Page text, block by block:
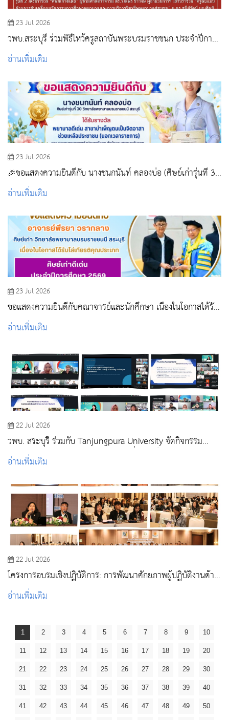
23 Jul 2026
วพบ.สระบุรี ร่วมพิธีไหว้ครูสถาบันพระบรมราชชนก ประจำปีการ
ศึกษา 2569 และรับโล่ประกาศเกียรติคุณ
อ่านเพิ่มเติม
23 Jul 2026
🎉ขอแสดงความยินดีกับ นางชนกนันท์ คลองบ่อ (ศิษย์เก่ารุ่นที่ 30
วิทยาลัยพยาบาลบรมราชชนนี สระบุรี)
อ่านเพิ่มเติม
23 Jul 2026
ขอแสดงความยินดีกับคณาจารย์และนักศึกษา เนื่องในโอกาสได้รับ
รางวัลในพิธีไหว้ครู สถาบันพระบรมราชชนก ประจำปีการศึกษา
2569
อ่านเพิ่มเติม
22 Jul 2026
วพบ. สระบุรี ร่วมกับ Tanjungpura University จัดกิจกรรม
Global Classroom (Online) แลกเปลี่ยนองค์ความรู้ด้านการ
พยาบาลผู้ใหญ่และผู้สูงอายุ
อ่านเพิ่มเติม
22 Jul 2026
โครงการอบรมเชิงปฏิบัติการ: การพัฒนาศักยภาพผู้ปฏิบัติงานด้าน
วัคซีนและภูมิคุ้มกันโรค
อ่านเพิ่มเติม
1 2 3 4 5 6 7 8 9 10
11 12 13 14 15 16 17 18 19 20
21 22 23 24 25 26 27 28 29 30
31 32 33 34 35 36 37 38 39 40
41 42 43 44 45 46 47 48 49 50